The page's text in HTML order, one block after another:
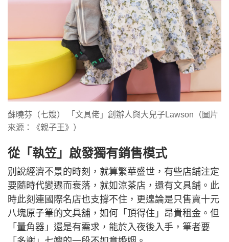
蘇曉芬（七嫂） 「文具佬」創辦人與大兒子Lawson（圖片
來源：《親子王》）
從「執笠」啟發獨有銷售模式
別說經濟不景的時刻，就算繁華盛世，有些店舖注定
要隨時代變遷而衰落，就如涼茶店，還有文具舖。此
時此刻連國際名店也支撐不住，更遑論是只售賣十元
八塊原子筆的文具舖，如何「頂得住」昂貴租金。但
「量角器」還是有需求，能於入夜後入手，筆者要